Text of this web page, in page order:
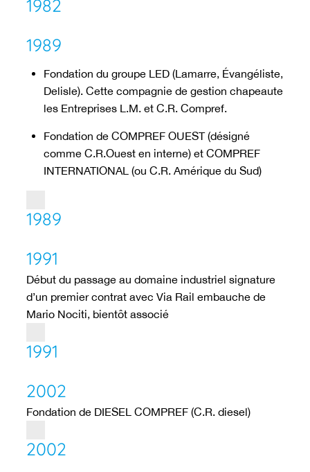
1982
1989
Fondation du groupe LED (Lamarre, Évangéliste,
Delisle). Cette compagnie de gestion chapeaute
les Entreprises L.M. et C.R. Compref.
Fondation de COMPREF OUEST (désigné
comme C.R.Ouest en interne) et COMPREF
INTERNATIONAL (ou C.R. Amérique du Sud)
1989
1991
Début du passage au domaine industriel signature
d’un premier contrat avec Via Rail embauche de
Mario Nociti, bientôt associé
1991
2002
Fondation de DIESEL COMPREF (C.R. diesel)
2002